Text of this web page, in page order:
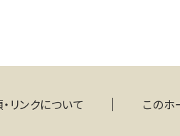
リンクについて このホ